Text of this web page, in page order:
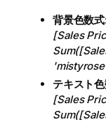
背景色数式:
[Sales
テキスト
[Sales